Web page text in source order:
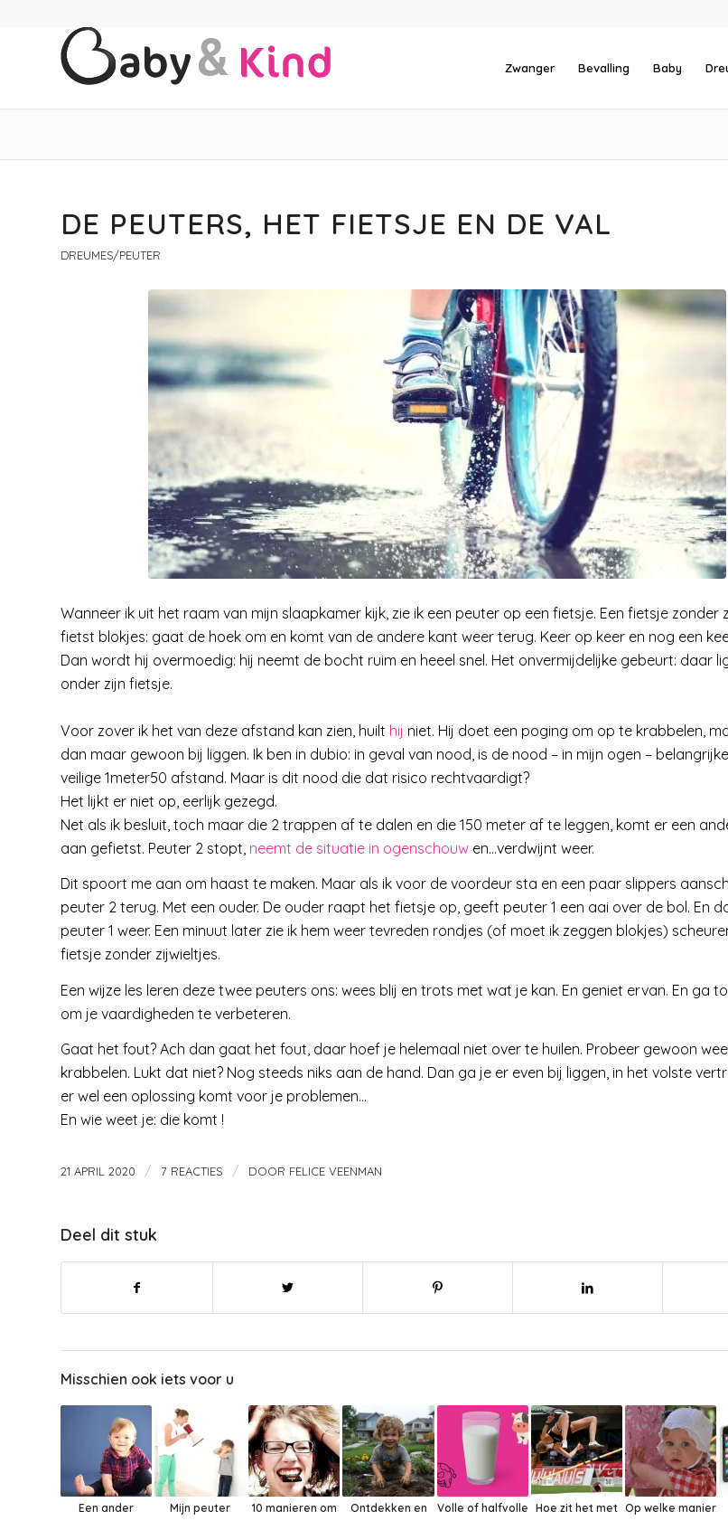
Zwanger Bevalling Baby
DE PEUTERS, HET FIETSJE EN DE VAL
DREUMES/PEUTER
Wanneer ik uit het raam van mijn slaapkamer kijk, zie ik een peuter op een fietsje. Een fietsje zonder
fietst blokjes: gaat de hoek om en komt van de andere kant weer terug. Keer op keer en nog een
Dan wordt hij overmoedig: hij neemt de bocht ruim en heeel snel. Het onvermijdelijke gebeurt: daar
onder zijn fietsje.
Voor zover ik het van deze afstand kan zien, huilt hij niet. Hij doet een poging om op te krabbelen,
dan maar gewoon bij liggen. Ik ben in dubio: in geval van nood, is de nood – in mijn ogen –
veilige 1meter50 afstand. Maar is dit nood die dat risico rechtvaardigt?
Het lijkt er niet op, eerlijk gezegd.
Net als ik besluit, toch maar die 2 trappen af te dalen en die 150 meter af te leggen, komt er een
aan gefietst. Peuter 2 stopt, neemt de situatie in ogenschouw en…verdwijnt weer.
Dit spoort me aan om haast te maken. Maar als ik voor de voordeur sta en een paar slippers
peuter 2 terug. Met een ouder. De ouder raapt het fietsje op, geeft peuter 1 een aai over de bol. En
peuter 1 weer. Een minuut later zie ik hem weer tevreden rondjes (of moet ik zeggen blokjes)
fietsje zonder zijwieltjes.
Een wijze les leren deze twee peuters ons: wees blij en trots met wat je kan. En geniet ervan. En ga
om je vaardigheden te verbeteren.
Gaat het fout? Ach dan gaat het fout, daar hoef je helemaal niet over te huilen. Probeer gewoon
krabbelen. Lukt dat niet? Nog steeds niks aan de hand. Dan ga je er even bij liggen, in het volste
er wel een oplossing komt voor je problemen…
En wie weet je: die komt !
21 APRIL 2020 / 7 REACTIES / DOOR FELICE VEENMAN
Deel dit stuk
Misschien ook iets voor u
Een ander
Mijn peuter
10 manieren om
Ontdekken en
Volle of halfvolle Hoe zit het met Op welke manier